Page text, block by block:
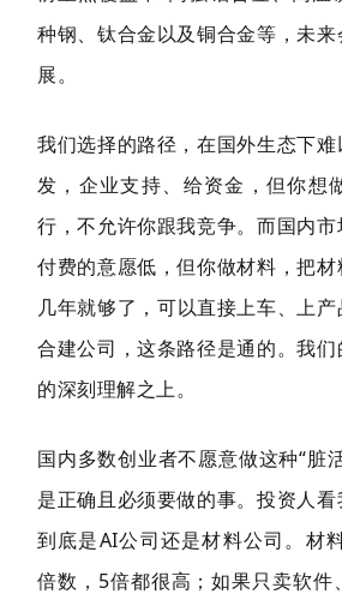
种钢、钛合金以及铜合金等，未
展。
我们选择的路径，在国外生态下
发，企业支持、给资金，但你想
行，不允许你跟我竞争。而国内
付费的意愿低，但你做材料，把
几年就够了，可以直接上车、上
合建公司，这条路径是通的。我
的深刻理解之上。
国内多数创业者不愿意做这种“脏
是正确且必须要做的事。投资人
到底是AI公司还是材料公司。材
倍数，5倍都很高；如果只卖软件